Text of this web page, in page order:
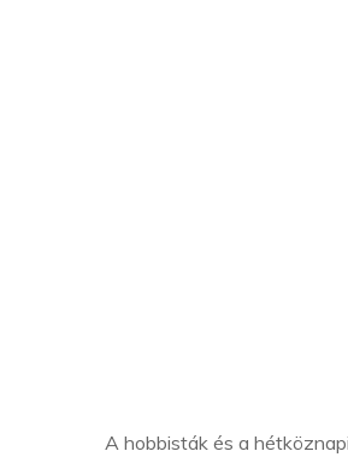
A hobbisták és a